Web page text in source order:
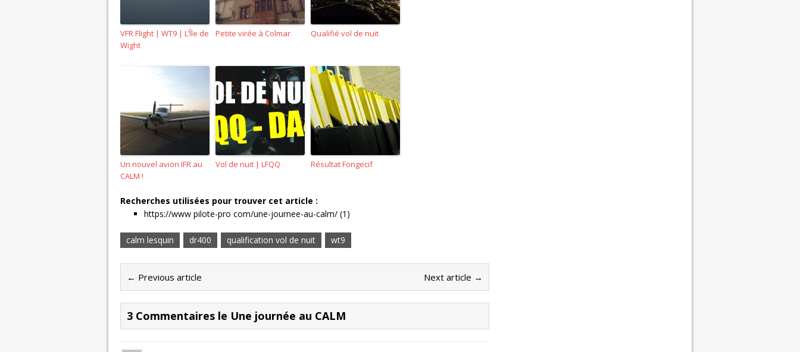
VFR Flight | WT9 | L’Île de
Wight
Petite virée à Colmar Qualifié vol de nuit
Un nouvel avion IFR au
CALM !
Vol de nuit | LFQQ Résultat Fongecif
Recherches utilisées pour trouver cet article :
https://www pilote-pro com/une-journee-au-calm/ (1)
calm lesquin dr400 qualification vol de nuit wt9
← Previous article Next article →
3 Commentaires le Une journée au CALM